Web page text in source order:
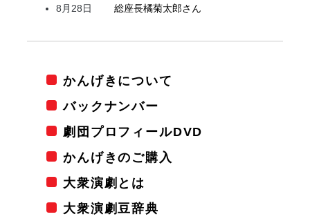
8月28日
総座長橘菊太郎さん
かんげきについて
バックナンバー
劇団プロフィールDVD
かんげきのご購入
大衆演劇とは
大衆演劇豆辞典